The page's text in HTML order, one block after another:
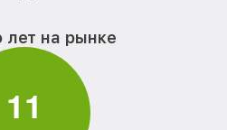
лет на рынке
11